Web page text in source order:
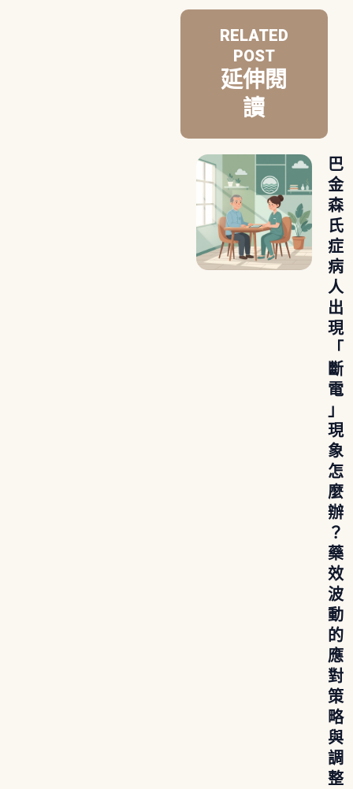
RELATED
POST
延伸閱
讀
巴
金
森
氏
症
病
人
出
現
「
斷
電
」
現
象
怎
麼
辦
？
藥
效
波
動
的
應
對
策
略
與
調
整